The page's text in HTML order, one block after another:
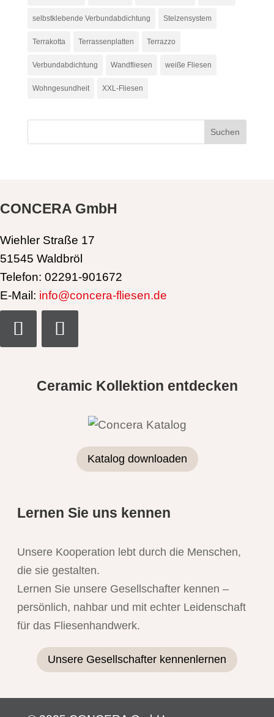
selbstklebende Verbundabdichtung Stelzensystem
Terrakotta Terrassenplatten Terrazzo
Verbundabdichtung Wandfliesen weiße Fliesen
Wohngesundheit XXL-Fliesen
CONCERA GmbH
Wiehler Straße 17
51545 Waldbröl
Telefon: 02291-901672
E-Mail: info@concera-fliesen.de
Ceramic Kollektion entdecken
Katalog downloaden
Lernen Sie uns kennen
Unsere Kooperation lebt durch die Menschen,
die sie gestalten.
Lernen Sie unsere Gesellschafter kennen –
persönlich, nahbar und mit echter Leidenschaft
für das Fliesenhandwerk.
Unsere Gesellschafter kennenlernen